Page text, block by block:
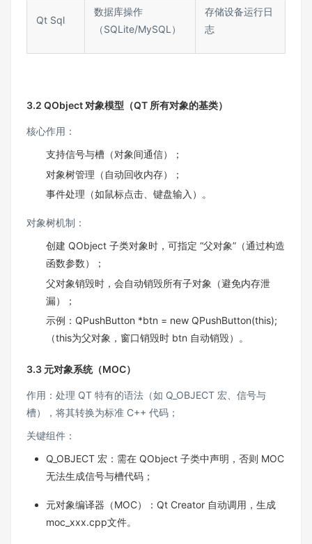
Qt Sql​
数据库操作
（SQLite/MySQL）​
存储设备运行日
志​
3.2 QObject 对象模型（QT 所有对象的基类）
核心作用：​
支持信号与槽（对象间通信）；​
对象树管理（自动回收内存）；​
事件处理（如鼠标点击、键盘输入）。​
对象树机制：​
创建 QObject 子类对象时，可指定 “父对象”（通过构造
函数参数）；​
父对象销毁时，会自动销毁所有子对象（避免内存泄
漏）；​
示例：QPushButton *btn = new QPushButton(this);
（this为父对象，窗口销毁时 btn 自动销毁）。
3.3 元对象系统（MOC）​
作用：处理 QT 特有的语法（如 Q_OBJECT 宏、信号与
槽），将其转换为标准 C++ 代码；​
关键组件：​
Q_OBJECT 宏：需在 QObject 子类中声明，否则 MOC
无法生成信号与槽代码；​
元对象编译器（MOC）：Qt Creator 自动调用，生成
moc_xxx.cpp文件。